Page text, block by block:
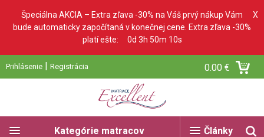
Špeciálna AKCIA – Extra zľava -30% na Váš prvý nákup Vám
bude automaticky započítaná v konečnej cene. Extra zľava -30%
platí ešte:0d 3h 50m 9s
X
Prihlásenie | Registrácia 0.00 €
Články
Kategórie matracov